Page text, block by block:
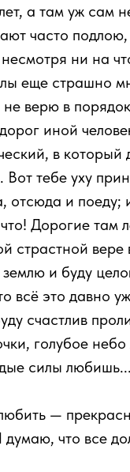
а там уж сам
часто
ни на
еще страшно
верю в
иной
в который
тебе уху
отсюда и
Дорогие там
страстной вере
и буду
это давно
счастлив
голубое
силы
—
что все